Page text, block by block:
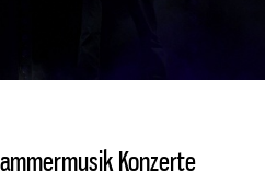
Konzerte